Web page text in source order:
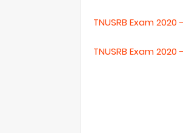
TNUSRB Exam
TNUSRB Exam